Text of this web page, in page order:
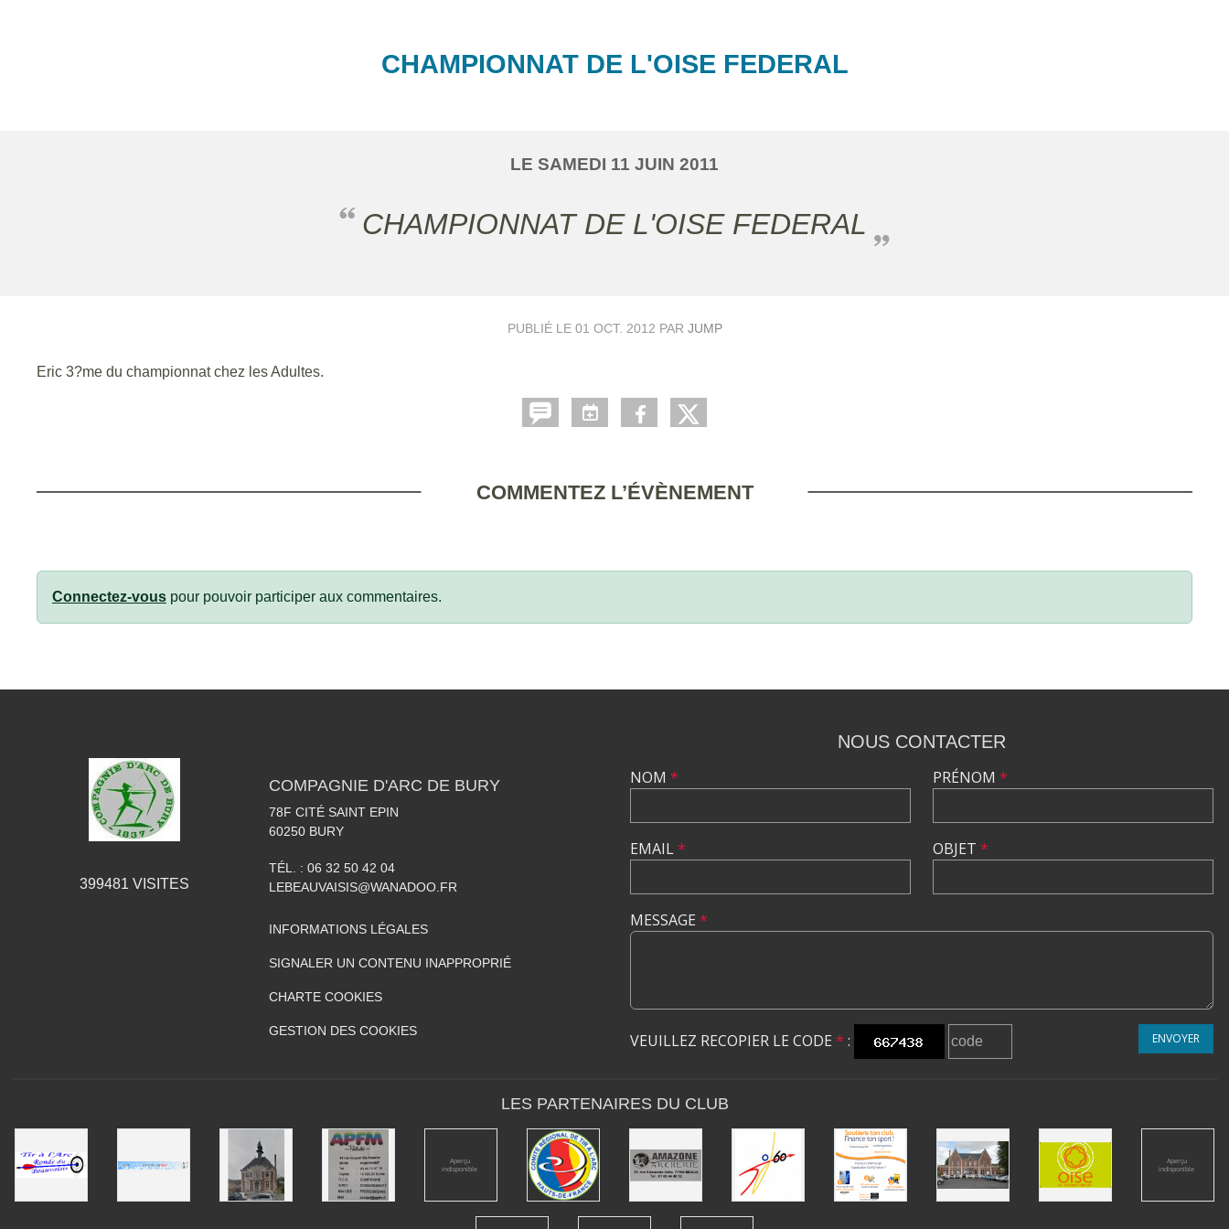
CHAMPIONNAT DE L'OISE FEDERAL
LE SAMEDI 11 JUIN 2011
CHAMPIONNAT DE L'OISE FEDERAL
PUBLIÉ LE 01 OCT. 2012 PAR JUMP
Eric 3?me du championnat chez les Adultes.
COMMENTEZ L’ÉVÈNEMENT
Connectez-vous pour pouvoir participer aux commentaires.
399481 VISITES
COMPAGNIE D'ARC DE BURY
78F CITÉ SAINT EPIN
60250 BURY
TÉL. : 06 32 50 42 04
LEBEAUVAISIS@WANADOO.FR
INFORMATIONS LÉGALES
SIGNALER UN CONTENU INAPPROPRIÉ
CHARTE COOKIES
GESTION DES COOKIES
NOUS CONTACTER
NOM *
EMAIL*
PRÉNOM *
OBJET *
MESSAGE *
VEUILLEZ RECOPIER LE CODE * : ENVOYER
LES PARTENAIRES DU CLUB